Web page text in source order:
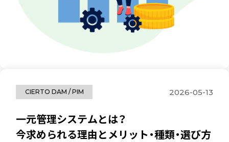
CIERTO DAM / PIM 2026-05-13
一元管理システムとは？
今求められる理由とメリット・種類・選び方